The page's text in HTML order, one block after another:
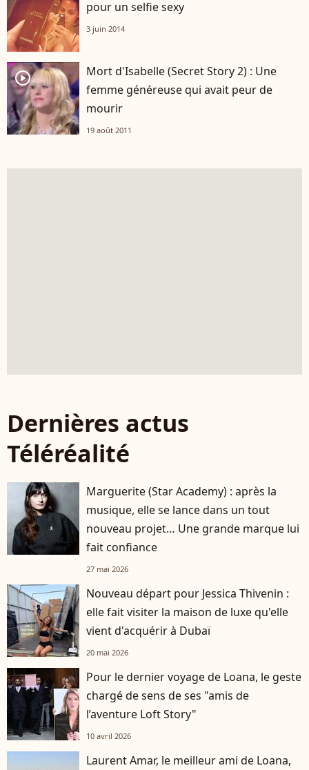
pour un selfie sexy
3 juin 2014
player2
Mort d'Isabelle (Secret Story 2) : Une
femme généreuse qui avait peur de
mourir
19 août 2011
Dernières actus
Téléréalité
Marguerite (Star Academy) : après la
musique, elle se lance dans un tout
nouveau projet… Une grande marque lui
fait confiance
27 mai 2026
Nouveau départ pour Jessica Thivenin :
elle fait visiter la maison de luxe qu'elle
vient d'acquérir à Dubaï
20 mai 2026
Pour le dernier voyage de Loana, le geste
chargé de sens de ses "amis de
l’aventure Loft Story"
10 avril 2026
Laurent Amar, le meilleur ami de Loana,